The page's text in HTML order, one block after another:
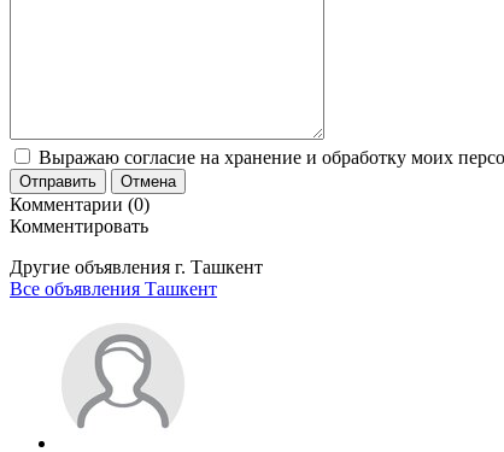
Выражаю согласие на хранение и обработку моих
Отправить Отмена
Комментарии (0)
Комментировать
Другие объявления г. Ташкент
Все объявления Ташкент